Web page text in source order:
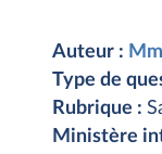
Auteur :
Type de
Rubrique :
Ministère